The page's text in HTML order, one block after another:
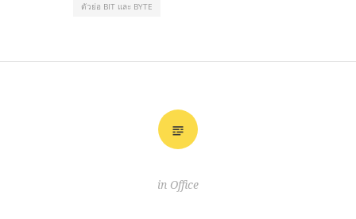
ตัวย่อ BIT และ BYTE
in Office